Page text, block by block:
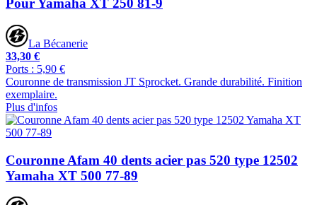
Pour Yamaha XT 250 81-9
La Bécanerie
33,30 €
Ports : 5,90 €
Couronne de transmission JT Sprocket. Grande durabilité. Finition
exemplaire.
Plus d'infos
Couronne Afam 40 dents acier pas 520 type 12502
Yamaha XT 500 77-89